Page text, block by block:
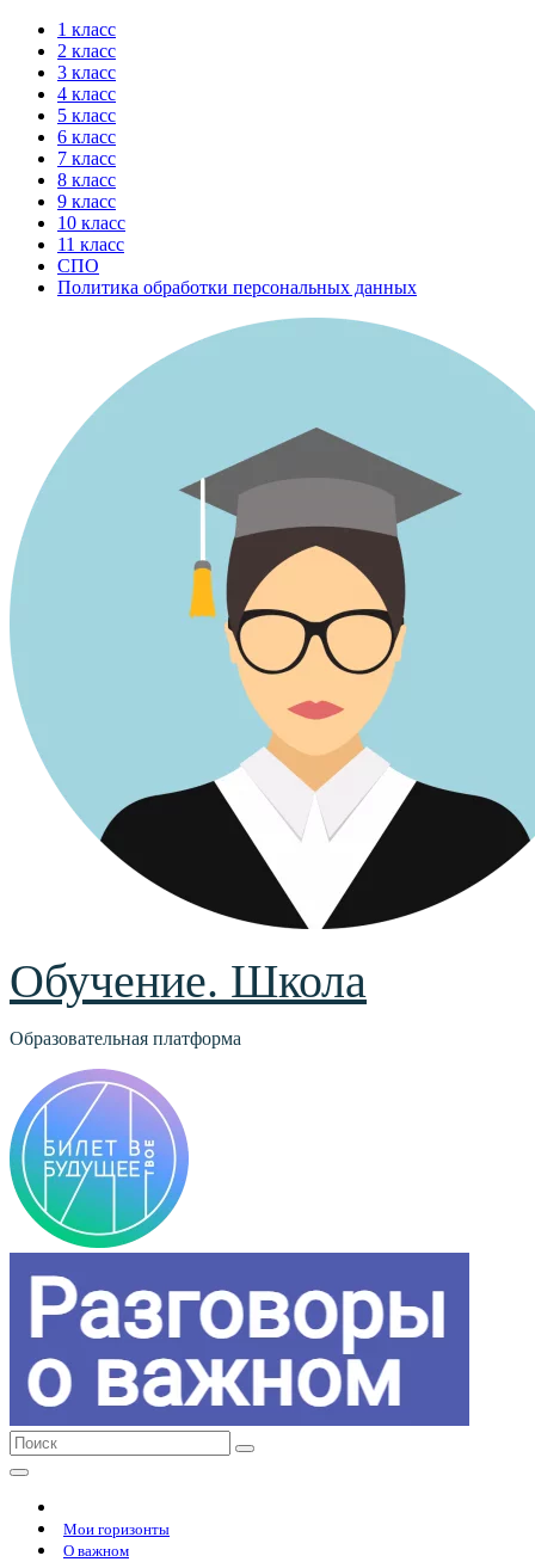
Перейти
содержимому
1 класс
2 класс
3 класс
4 класс
5 класс
6 класс
7 класс
8 класс
9 класс
10 класс
11 класс
СПО
Политика обработки персональных данных
Обучение. Школа
Образовательная платформа
Мои горизонты
О важном